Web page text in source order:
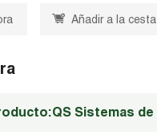
t
s
e
Añadir a la cesta